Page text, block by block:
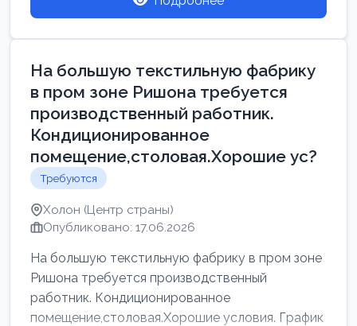
На большую текстильную фабрику
в пром зоне Ришона требуется
производственный работник.
Кондиционированное
помещение,столовая.Хорошие ус?
Требуются
Холон (Центр страны)
Опубликовано: 17.06.2026
На большую текстильную фабрику в пром зоне
Ришона требуется производственный
работник. Кондиционированное
помещение,столовая.Хорошие условия. График